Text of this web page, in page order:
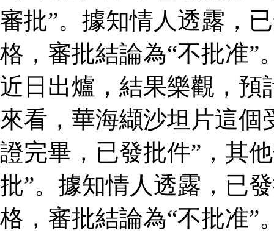
審批”。據知情人透露，
格，審批結論為“不批准”
近日出爐，結果樂觀，預
來看，華海纈沙坦片這個
證完畢，已發批件”，其
批”。據知情人透露，已
格，審批結論為“不批准”